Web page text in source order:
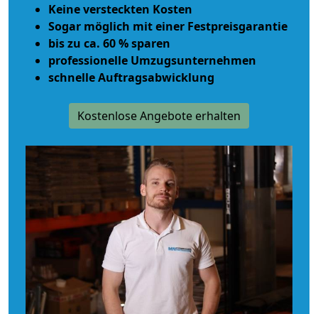
Keine versteckten Kosten
Sogar möglich mit einer Festpreisgarantie
bis zu ca. 60 % sparen
professionelle Umzugsunternehmen
schnelle Auftragsabwicklung
Kostenlose Angebote erhalten